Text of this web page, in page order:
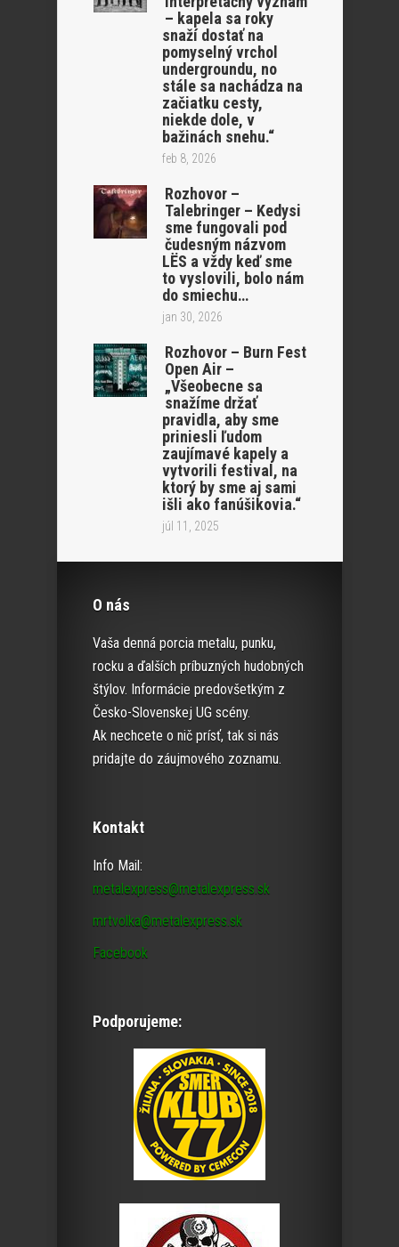
– kapela sa roky
snaží dostať na
pomyselný vrchol
undergroundu, no
stále sa nachádza na
začiatku cesty,
niekde dole, v
bažinách snehu.“
feb 8, 2026
Rozhovor –
Talebringer – Kedysi
sme fungovali pod
čudesným názvom
LËS a vždy keď sme
to vyslovili, bolo nám
do smiechu…
jan 30, 2026
Rozhovor – Burn Fest
Open Air –
„Všeobecne sa
snažíme držať
pravidla, aby sme
priniesli ľudom
zaujímavé kapely a
vytvorili festival, na
ktorý by sme aj sami
išli ako fanúšikovia.“
júl 11, 2025
O nás
Vaša denná porcia metalu, punku,
rocku a ďalších príbuzných hudobných
štýlov. Informácie predovšetkým z
Česko-Slovenskej UG scény.
Ak nechcete o nič prísť, tak si nás
pridajte do záujmového zoznamu.
Kontakt
Info Mail:
metalexpress@metalexpress.sk
mrtvolka@metalexpress.sk
Facebook
Podporujeme: